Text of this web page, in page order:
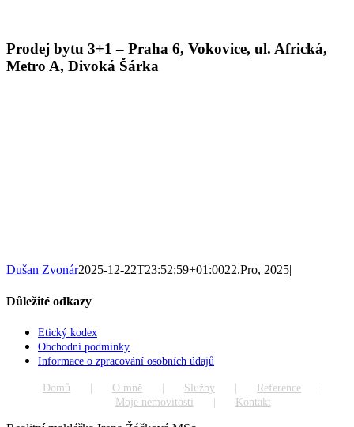
Prodej bytu 3+1 – Praha 6, Vokovice, ul. Africká,
Metro A, Divoká Šárka
Dušan Zvonár2025-12-22T23:52:59+01:0022.Pro, 2025|
Důležité odkazy
Etický kodex
Obchodní podmínky
Informace o zpracování osobních údajů
Domů O mně Služby
Reference
Moje nemovitosti
Kontakt